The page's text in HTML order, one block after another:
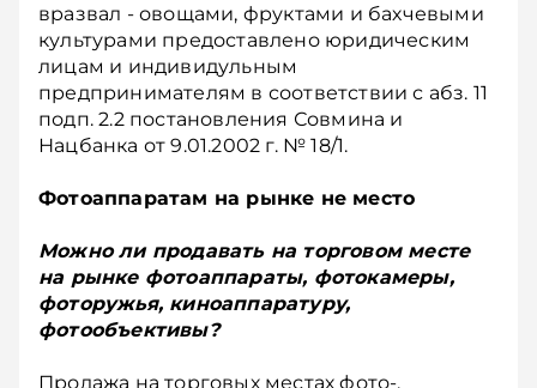
вразвал - овощами, фруктами и бахчевыми
культурами предоставлено юридическим
лицам и индивидульным
предпринимателям в соответствии с абз. 11
подп. 2.2 постановления Совмина и
Нацбанка от 9.01.2002 г. № 18/1.
Фотоаппаратам на рынке не место
Можно ли продавать на торговом месте
на рынке фотоаппараты, фотокамеры,
фоторужья, киноаппаратуру,
фотообъективы?
Продажа на торговых местах фото-,